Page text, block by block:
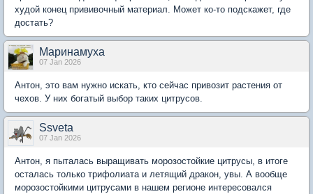
худой конец прививочный материал. Может ко-то подскажет, где
достать?
Маринамуха
07 Jan 2026
Антон, это вам нужно искать, кто сейчас привозит растения от
чехов. У них богатый выбор таких цитрусов.
Ssveta
07 Jan 2026
Антон, я пыталась выращивать морозостойкие цитрусы, в итоге
осталась только трифолиата и летящий дракон, увы. А вообще
морозостойкими цитрусами в нашем регионе интересовался